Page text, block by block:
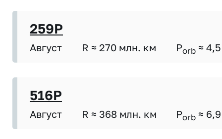
259P
Август R ≈ 270 млн. км Porb ≈ 4,5
516P
Август R ≈ 368 млн. км Porb ≈ 6,9